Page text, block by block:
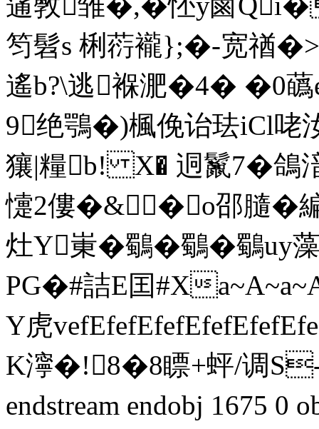
笉髫s 梸葕襱};�-宽禉�
遙b?\逃褓淝�4� �0
9绝鶚�)楓俛诒 珐iCl
獽|糧b! X� 迵鬣7�
懥2僂�&�o邵膸�
灶Y崬�鸀�鸀�鸀
PG�#詰E囯#X
Y虎
K濘�!8�8瞟+蚲/调
endstream endobj 1675